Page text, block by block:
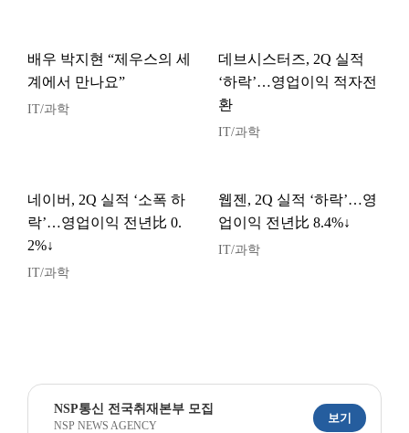
배우 박지현 “제우스의 세
계에서 만나요”
IT/과학
데브시스터즈, 2Q 실적
‘하락’…영업이익 적자전
환
IT/과학
네이버, 2Q 실적 ‘소폭 하
락’…영업이익 전년比 0.
2%↓
IT/과학
웹젠, 2Q 실적 ‘하락’…영
업이익 전년比 8.4%↓
IT/과학
NSP통신 전국취재본부 모집
NSP NEWS AGENCY
보기